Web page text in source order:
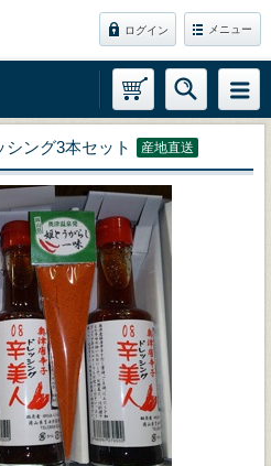
ログイン メニュー
ング3本セット 産地直送